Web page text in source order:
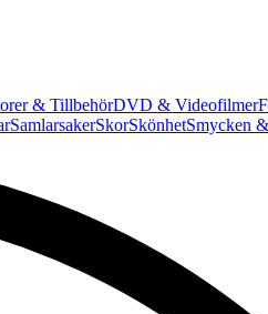
& TillbehörDVD & Videofilmer
SamlarsakerSkorSkönhetSmycken